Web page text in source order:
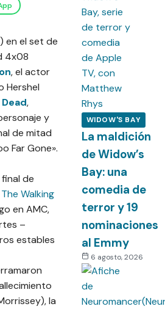
, el actor
Hershel
,
y
de mitad
Far Gone».
de
The Walking
en AMC,
–
estables
la
WIDOW'S BAY
La maldición
de Widow’s
Bay: una
comedia de
terror y 19
nominaciones
al Emmy
6 agosto, 2026